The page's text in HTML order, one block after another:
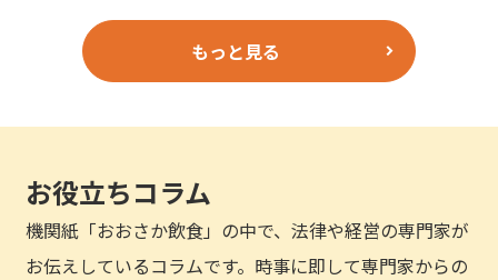
もっと見る
お役立ちコラム
機関紙「おおさか飲食」の中で、法律や経営の専門家が
お伝えしているコラムです。時事に即して専門家からの